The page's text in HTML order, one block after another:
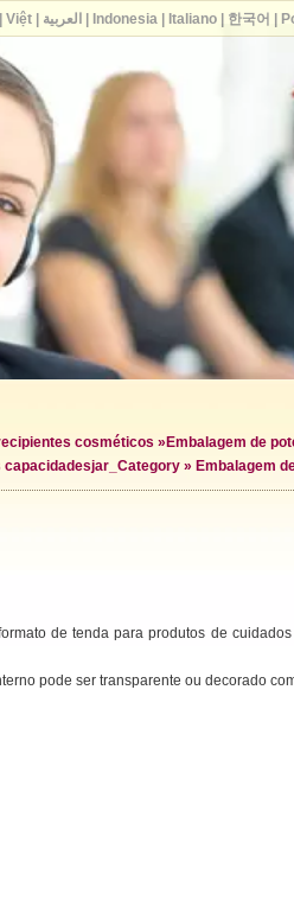
cosméticos » Embalagem de
jar_Category » Embalagem
de tenda para produtos de
pode ser transparente ou decorado
Việt| العربية Indonesia| Italiano| 한국어